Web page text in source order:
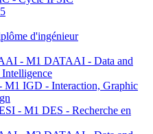
d'ingénieur
- M1 DATAAI - Data and
M1 IGD - Interaction, Graphic
- M1 DES - Recherche en